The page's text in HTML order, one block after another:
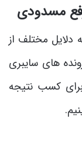
مسدودی
مختلف از
های سایبری
کسب نتیجه